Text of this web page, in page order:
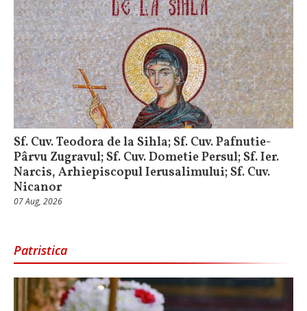
Sf. Cuv. Teodora de la Sihla; Sf. Cuv. Pafnutie-
Pârvu Zugravul; Sf. Cuv. Dometie Persul; Sf. Ier.
Narcis, Arhiepiscopul Ierusalimului; Sf. Cuv.
Nicanor
07 Aug, 2026
Patristica